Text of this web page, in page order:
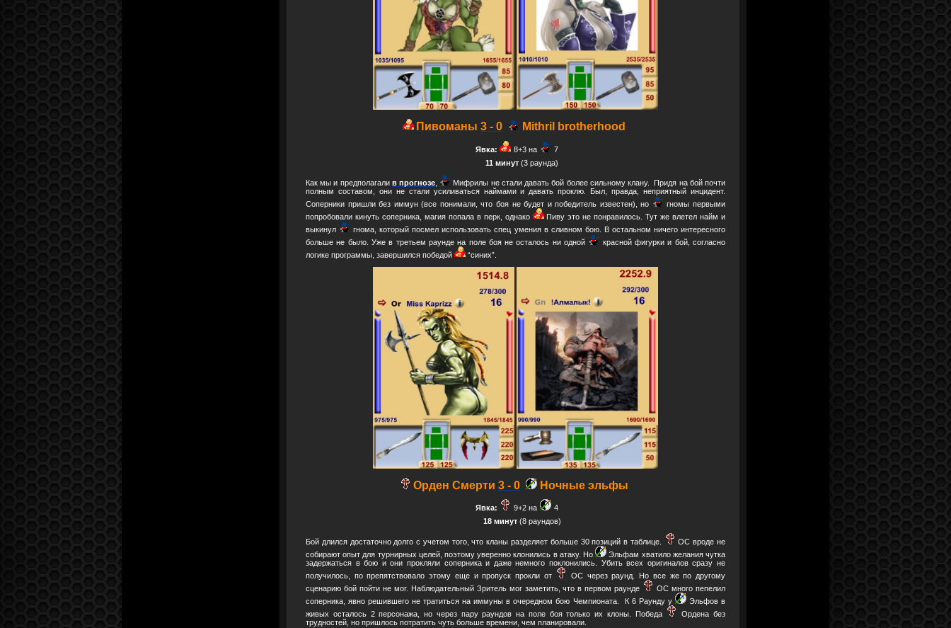
Пивоманы 3 - 0 Mithril brotherhood
Явка: 8+3 на
7
11 минут (3 раунда)
Как мы и предполагали в прогнозе
Мифрилы не стали давать бой более сильному клану. Придя на бой почти
полным составом, они не стали усиливаться наймами и давать проклю. Был, правда, неприятный инцидент.
Соперники пришли без иммун (все понимали, что боя не будет и победитель известен), но
гномы первыми
попробовали кинуть соперника, магия попала в перк, однако
Пиву это не понравилось. Тут же влетел найм и
выкинул
гнома, который посмел использовать спец умения в сливном бою. В остальном ничего интересного
больше не было. Уже в третьем раунде на поле боя не осталось ни одной
красной фигурки и бой, согласно
логике программы, завершился победой
“синих”.
Орден Смерти 3 - 0 Ночные эльфы
Явка: 9+2 на
4
18 минут(8 раундов)
Бой длился достаточно долго с учетом того, что кланы разделяет больше 30 позиций в таблице.
ОС вроде не
собирают опыт для турнирных целей, поэтому уверенно клонились в атаку. Но
Эльфам хватило желания чутка
задержаться в бою и они прокляли соперника и даже немного поклонились. Убить всех оригиналов сразу не
получилось, по препятствовало этому еще и пропуск прокли от
ОС через раунд. Но все же по другому
сценарию бой пойти не мог. Наблюдательный Зритель мог заметить, что в первом раунде
ОС много пепелил
соперника, явно решившего не тратиться на иммуны в очередном бою Чемпионата. К 6 Раунду у
Эльфов в
живых осталось 2 персонажа, но через пару раундов на поле боя только их клоны. Победа
Ордена без
трудностей, но пришлось потратить чуть больше времени, чем планировали.